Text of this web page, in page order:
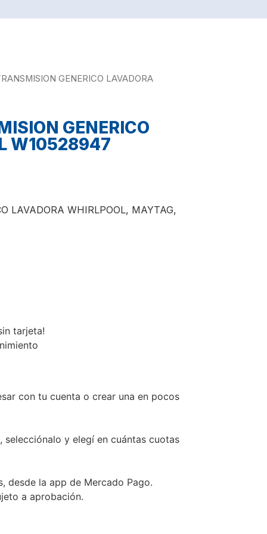
GENERICO LAVADORA
GENERICO
W10528947
LAVADORA WHIRLPOOL, MAYTAG,
tarjeta!
con tu cuenta o crear una en pocos
y elegí en cuántas cuotas
desde la app de Mercado Pago.
a aprobación.